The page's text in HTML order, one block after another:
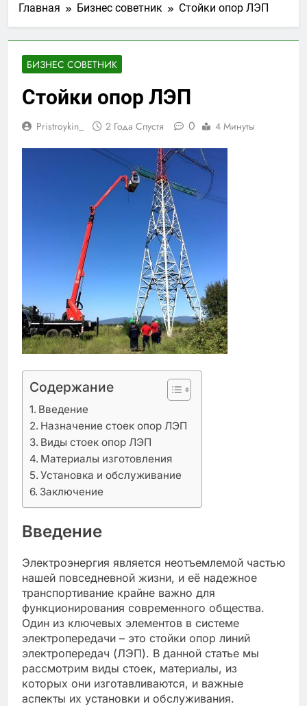
Главная Бизнес советник Стойки опор ЛЭП
БИЗНЕС СОВЕТНИК
Стойки опор ЛЭП
Pristroykin_ 2 Года Спустя 0 4 Минуты
Содержание
Введение
Назначение стоек опор ЛЭП
Виды стоек опор ЛЭП
Материалы изготовления
Установка и обслуживание
Заключение
Введение
Электроэнергия является неотъемлемой частью
нашей повседневной жизни, и её надежное
транспортивание крайне важно для
функционирования современного общества.
Один из ключевых элементов в системе
электропередачи – это стойки опор линий
электропередач (ЛЭП). В данной статье мы
рассмотрим виды стоек, материалы, из
которых они изготавливаются, и важные
аспекты их установки и обслуживания.